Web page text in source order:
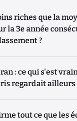
riches que la
la 3e année
?
: ce qui s'est
regardait ailleurs
tout ce que les